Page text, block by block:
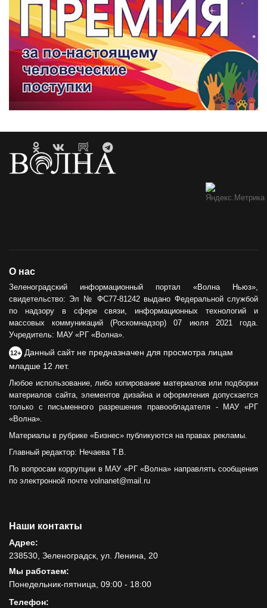
О нас
Зеленоградский информационный портал «Волна Ньюз»,
свидетельство: Эл № ФС77-81242 выдано Федеральной службой
по надзору в сфере связи, информационных технологий и
массовых коммуникаций (Роскомнадзор) 07 июля 2021 года.
Учредитель: МАУ «РГ «Волна».
12+ Данный сайт не предназначен для просмотра лицам
младше 12 лет.
Любое использование, либо копирование материалов или подборки
материалов сайта, элементов дизайна и оформления допускается
только с письменного разрешения правообладателя - МАУ «РГ
«Волна».
Материалы в рубрике «Бизнес» публикуются на правах рекламы.
Главный редактор: Нечаева Т.В.
По вопросам коррупции в МАУ «РГ «Волна» направлять сообщения
по электронной почте volnanet@mail.ru
Наши контакты
Адрес:
238530, Зеленоградск, ул. Ленина, 20
Мы работаем:
Понедельник-пятница, 09:00 - 18:00
Телефон: